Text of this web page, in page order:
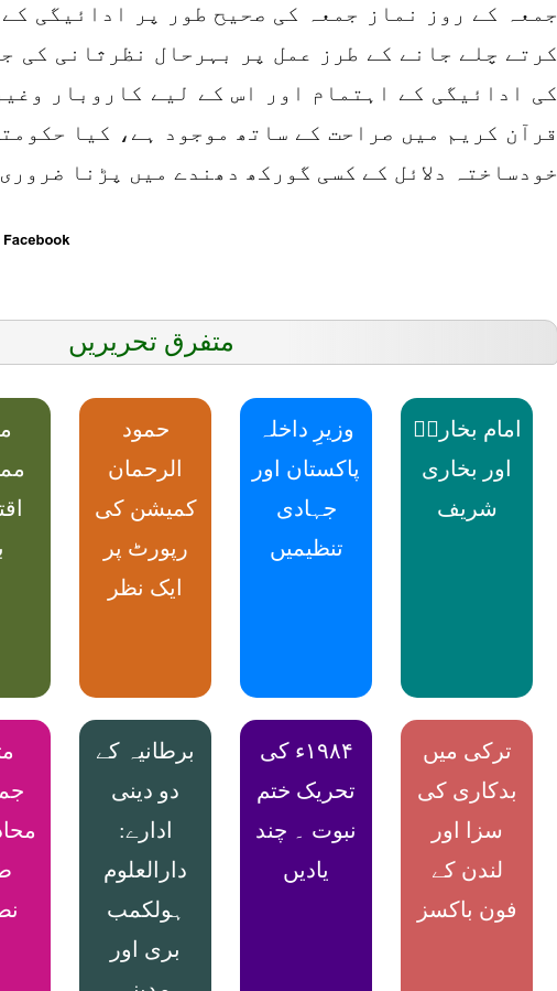
جمعہ کے روز نماز جمعہ کی صحیح طور پر ادائیگی
کرتے چلے جانے کے طرز عمل پر بہرحال نظرثانی کی
کی ادائیگی کے اہتمام اور اس کے لیے کاروبار
قرآن کریم میں صراحت کے ساتھ موجود ہے، کیا
خودساختہ دلائل کے کسی گورکھ دھندے میں پڑنا
متفرق تحریریں
امام بخاریؒ
اور بخاری
شریف
وزیرِ داخلہ
پاکستان اور
جہادی
تنظیمیں
حمود
الرحمان
کمیشن کی
رپورٹ پر
ایک نظر
ترکی میں
بدکاری کی
سزا اور
لندن کے
فون باکسز
۱۹۸۴ء کی
تحریک ختم
نبوت ۔ چند
یادیں
برطانیہ کے
دو دینی
ادارے:
دارالعلوم
ہولکمب
بری اور